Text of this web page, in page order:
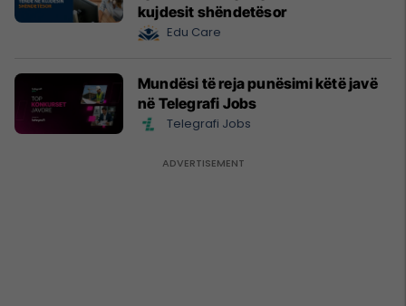
kujdesit shëndetësor
Edu Care
Mundësi të reja punësimi këtë javë
në Telegrafi Jobs
Telegrafi Jobs